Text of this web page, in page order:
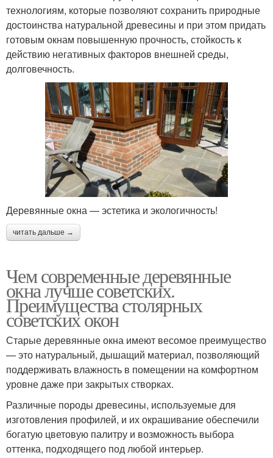
Окна из фанеры Самодельные окна
Деревянное окно Окно в центре
Хорошие окна Окна из массива
Окна из лиственницы Окна в панельном доме
Окна в москве Окна со стеклопакетом
Окна для дачи Окна без стеклопакета
Недорогие окна
Уход за дачными
окнами
технологиям, которые позволяют сохранить природные
достоинства натуральной древесины и при этом придать
готовым окнам повышенную прочность, стойкость к
действию негативных факторов внешней среды,
долговечность.
Деревянные окна — эстетика и экологичность!
читать дальше →
Чем современные деревянные
окна лучше советских.
Преимущества столярных
советских окон
Старые деревянные окна имеют весомое преимущество
— это натуральный, дышащий материал, позволяющий
поддерживать влажность в помещении на комфортном
уровне даже при закрытых створках.
Различные породы древесины, используемые для
изготовления профилей, и их окрашивание обеспечили
богатую цветовую палитру и возможность выбора
оттенка, подходящего под любой интерьер.